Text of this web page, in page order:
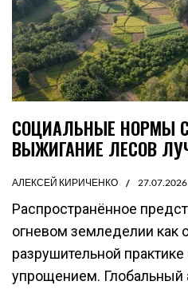
СОЦИАЛЬНЫЕ НОРМЫ
ВЫЖИГАНИЕ ЛЕСОВ
АЛЕКСЕЙ КИРИЧЕНКО 27.07.2026
Распространённое
огневом земледелии как
разрушительной практике
упрощением. Глобальный